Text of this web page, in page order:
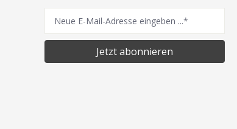
Jetzt abonnieren